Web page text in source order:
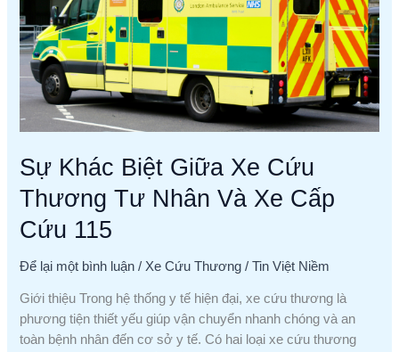
Sự Khác Biệt Giữa Xe Cứu
Thương Tư Nhân Và Xe Cấp
Cứu 115
Để lại một bình luận / Xe Cứu Thương /Tin Việt Niềm
Giới thiệu Trong hệ thống y tế hiện đại, xe cứu thương là
phương tiện thiết yếu giúp vận chuyển nhanh chóng và an
toàn bệnh nhân đến cơ sở y tế. Có hai loại xe cứu thương
Thương
Tư
Nhân
115